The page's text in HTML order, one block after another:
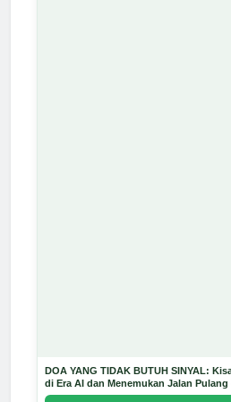
DOA YANG TIDAK BUTUH SINYAL:
di Era AI dan Menemukan Jalan
Arda Dinata